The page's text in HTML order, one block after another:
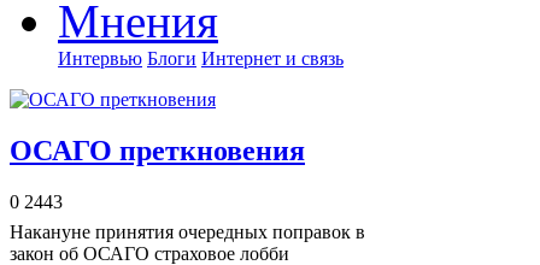
Мнения
Интервью Блоги Интернет и связь
ОСАГО преткновения
0 2443
Накануне принятия очередных поправок в
закон об ОСАГО страховое лобби